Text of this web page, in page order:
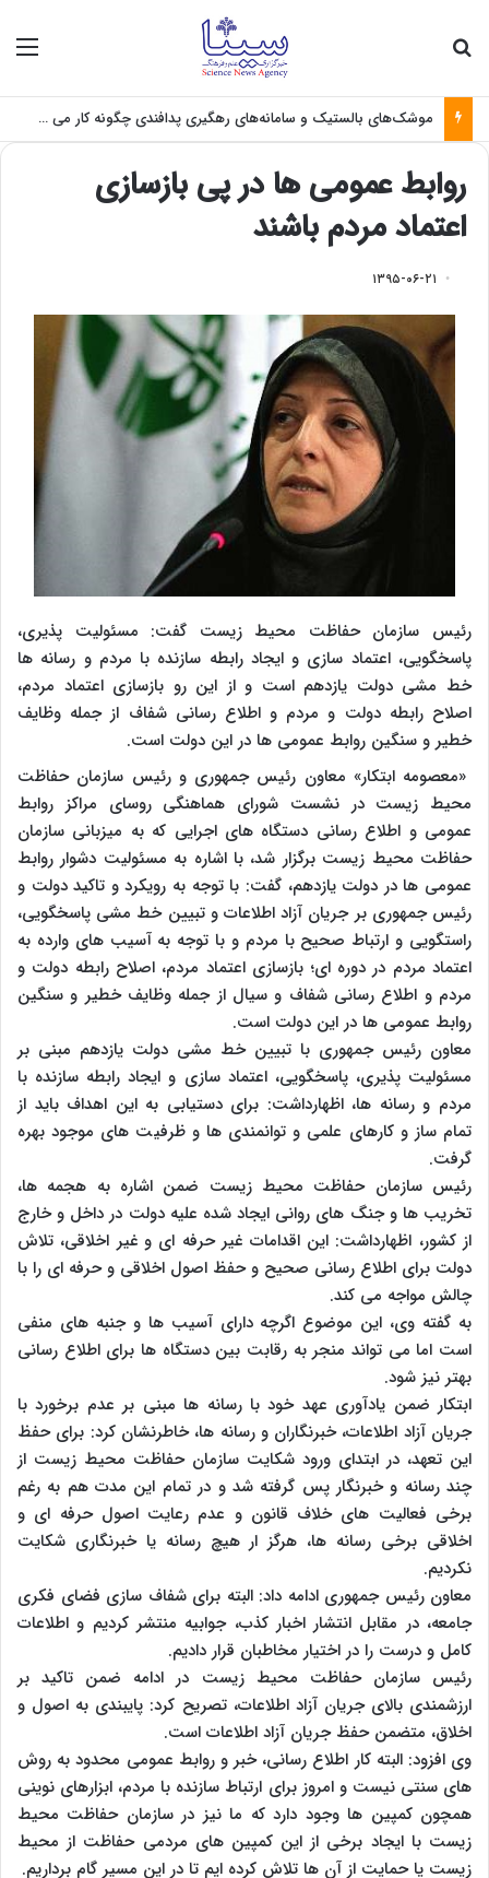
موشک‌های بالستیک و سامانه‌های رهگیری پدافندی چگونه کار می کنند؟
روابط عمومی ها در پی بازسازی
اعتماد مردم باشند
۱۳۹۵-۰۶-۲۱
رئیس سازمان حفاظت محیط زیست گفت: مسئولیت پذیری،
پاسخگویی، اعتماد سازی و ایجاد رابطه سازنده با مردم و رسانه ها
خط مشی دولت یازدهم است و از این رو بازسازی اعتماد مردم،
اصلاح رابطه دولت و مردم و اطلاع رسانی شفاف از جمله وظایف
خطیر و سنگین روابط عمومی ها در این دولت است.
«معصومه ابتکار» معاون رئیس جمهوری و رئیس سازمان حفاظت
محیط زیست در نشست شورای هماهنگی روسای مراکز روابط
عمومی و اطلاع رسانی دستگاه های اجرایی که به میزبانی سازمان
حفاظت محیط زیست برگزار شد، با اشاره به مسئولیت دشوار روابط
عمومی ها در دولت یازدهم، گفت: با توجه به رویکرد و تاکید دولت و
رئیس جمهوری بر جریان آزاد اطلاعات و تبیین خط مشی پاسخگویی،
راستگویی و ارتباط صحیح با مردم و با توجه به آسیب های وارده به
اعتماد مردم در دوره ای؛ بازسازی اعتماد مردم، اصلاح رابطه دولت و
مردم و اطلاع رسانی شفاف و سیال از جمله وظایف خطیر و سنگین
روابط عمومی ها در این دولت است.
معاون رئیس جمهوری با تبیین خط مشی دولت یازدهم مبنی بر
مسئولیت پذیری، پاسخگویی، اعتماد سازی و ایجاد رابطه سازنده با
مردم و رسانه ها، اظهارداشت: برای دستیابی به این اهداف باید از
تمام ساز و کارهای علمی و توانمندی ها و ظرفیت های موجود بهره
گرفت.
رئیس سازمان حفاظت محیط زیست ضمن اشاره به هجمه ها،
تخریب ها و جنگ های روانی ایجاد شده علیه دولت در داخل و خارج
از کشور، اظهارداشت: این اقدامات غیر حرفه ای و غیر اخلاقی، تلاش
دولت برای اطلاع رسانی صحیح و حفظ اصول اخلاقی و حرفه ای را با
چالش مواجه می کند.
به گفته وی، این موضوع اگرچه دارای آسیب ها و جنبه های منفی
است اما می تواند منجر به رقابت بین دستگاه ها برای اطلاع رسانی
بهتر نیز شود.
ابتکار ضمن یادآوری عهد خود با رسانه ها مبنی بر عدم برخورد با
جریان آزاد اطلاعات، خبرنگاران و رسانه ها، خاطرنشان کرد: برای حفظ
این تعهد، در ابتدای ورود شکایت سازمان حفاظت محیط زیست از
چند رسانه و خبرنگار پس گرفته شد و در تمام این مدت هم به رغم
برخی فعالیت های خلاف قانون و عدم رعایت اصول حرفه ای و
اخلاقی برخی رسانه ها، هرگز ار هیچ رسانه یا خبرنگاری شکایت
نکردیم.
معاون رئیس جمهوری ادامه داد: البته برای شفاف سازی فضای فکری
جامعه، در مقابل انتشار اخبار کذب، جوابیه منتشر کردیم و اطلاعات
کامل و درست را در اختیار مخاطبان قرار دادیم.
رئیس سازمان حفاظت محیط زیست در ادامه ضمن تاکید بر
ارزشمندی بالای جریان آزاد اطلاعات، تصریح کرد: پایبندی به اصول و
اخلاق، متضمن حفظ جریان آزاد اطلاعات است.
وی افزود: البته کار اطلاع رسانی، خبر و روابط عمومی محدود به روش
های سنتی نیست و امروز برای ارتباط سازنده با مردم، ابزارهای نوینی
همچون کمپین ها وجود دارد که ما نیز در سازمان حفاظت محیط
زیست با ایجاد برخی از این کمپین های مردمی حفاظت از محیط
زیست یا حمایت از آن ها تلاش کرده ایم تا در این مسیر گام برداریم.